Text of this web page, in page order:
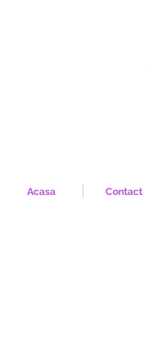
Acasa Contact